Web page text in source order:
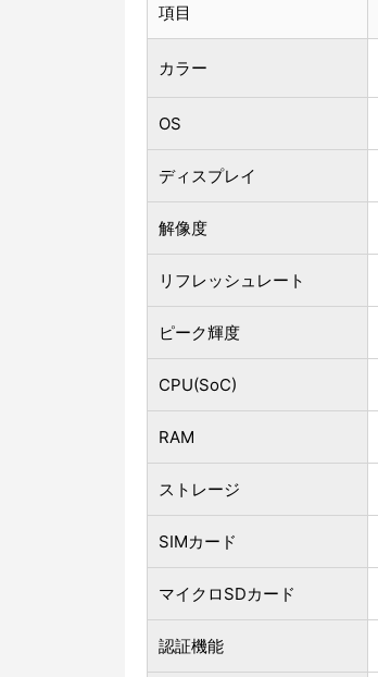
項目
カラー
OS
ディスプレイ
解像度
リフレッシュレート
ピーク輝度
CPU(SoC)
RAM
ストレージ
SIMカード
マイクロSDカード
認証機能